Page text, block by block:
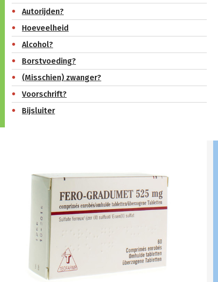
Autorijden?
Hoeveelheid
Alcohol?
Borstvoeding?
(Misschien) zwanger?
Voorschrift?
Bijsluiter